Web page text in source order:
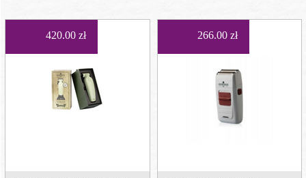
420.00 zł 266.00 zł